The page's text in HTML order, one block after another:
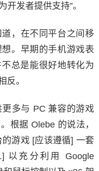
开发者提供支持”。
，在不同平台之间移
。早期的手机游戏表
总是能很好地转化为
反。
多与 PC 兼容的游戏
根据 Olebe 的说法，
游戏 [应该遵循] 一套
以充分利用 Google